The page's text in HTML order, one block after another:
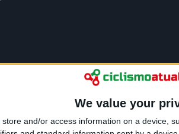
We value your
store and/or access information on a device,